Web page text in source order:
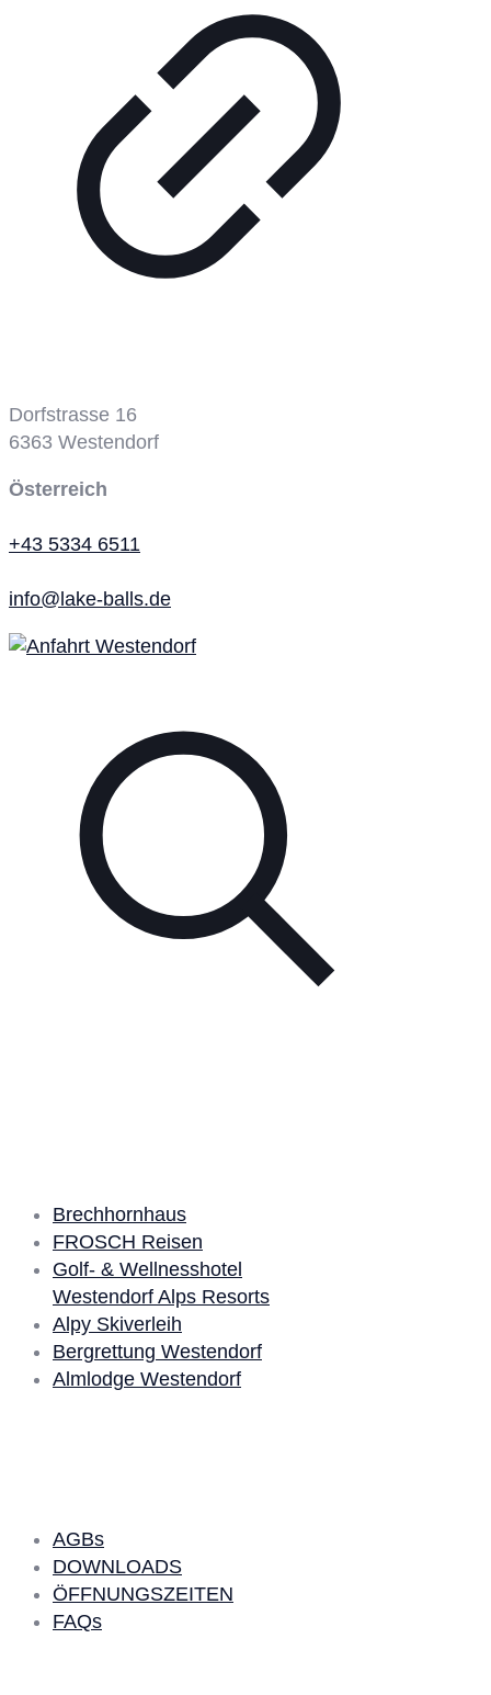
Dorfstrasse 16
6363 Westendorf
Österreich
+43 5334 6511
info@lake-balls.de
Brechhornhaus
FROSCH Reisen
Golf- & Wellnesshotel
Westendorf Alps Resorts
Alpy Skiverleih
Bergrettung Westendorf
Almlodge Westendorf
AGBs
DOWNLOADS
ÖFFNUNGSZEITEN
FAQs